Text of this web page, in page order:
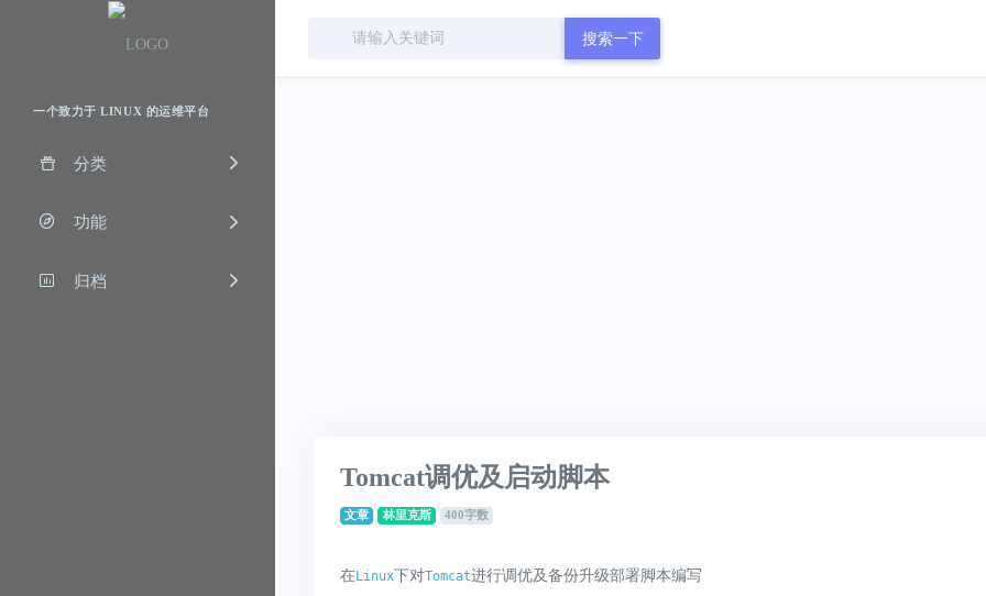
一个致力于 LINUX 的运维平台
分类
功能
归档
搜索一下
Tomcat调优及启动脚本
文章 林里克斯 400字数
在Linux下对Tomcat进行调优及备份升级部署脚本编写